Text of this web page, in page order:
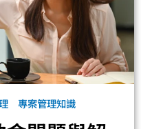
專案管理知識